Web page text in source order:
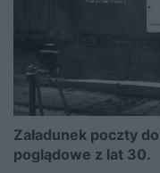
Załadunek poczty
poglądowe z lat 30.